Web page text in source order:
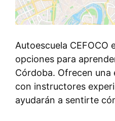
Autoescuela CEFOCO
opciones para
Córdoba. Ofrecen una
con instructores
ayudarán a sentirte